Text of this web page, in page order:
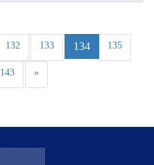
132 133 134 135
143 »